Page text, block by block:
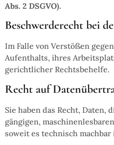
Abs. 2 DSGVO).
Beschwerderecht bei
Im Falle von Verstößen
Aufenthalts, ihres
gerichtlicher Rechtsbehelfe.
Recht auf
Sie haben das Recht,
gängigen,
soweit es technisch machbar